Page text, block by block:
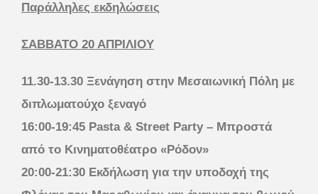
Παράλληλες εκδηλώσεις
ΣΑΒΒΑΤΟ 20 ΑΠΡΙΛΙΟΥ
11.30-13.30 Ξενάγηση στην Μεσαιωνική Πόλη με
διπλωματούχο ξεναγό
16:00-19:45 Pasta & Street Party – Μπροστά
από το Κινηματοθέατρο «Ρόδον»
20:00-21:30 Εκδήλωση για την υποδοχή της